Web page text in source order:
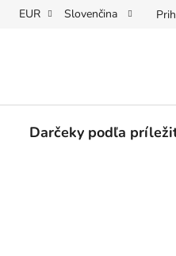
EUR Slovenčina
Darčeky podľa